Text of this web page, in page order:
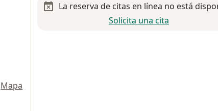
Mapa
La reserva de citas en línea no está
Solicita una cita